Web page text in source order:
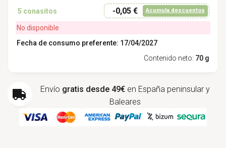
5 conasitos -0,05 € Acumula descuentos
No disponible
Fecha de consumo preferente: 17/04/2027
Contenido neto: 70 g
Envío gratis desde 49€ en España peninsular y
Baleares